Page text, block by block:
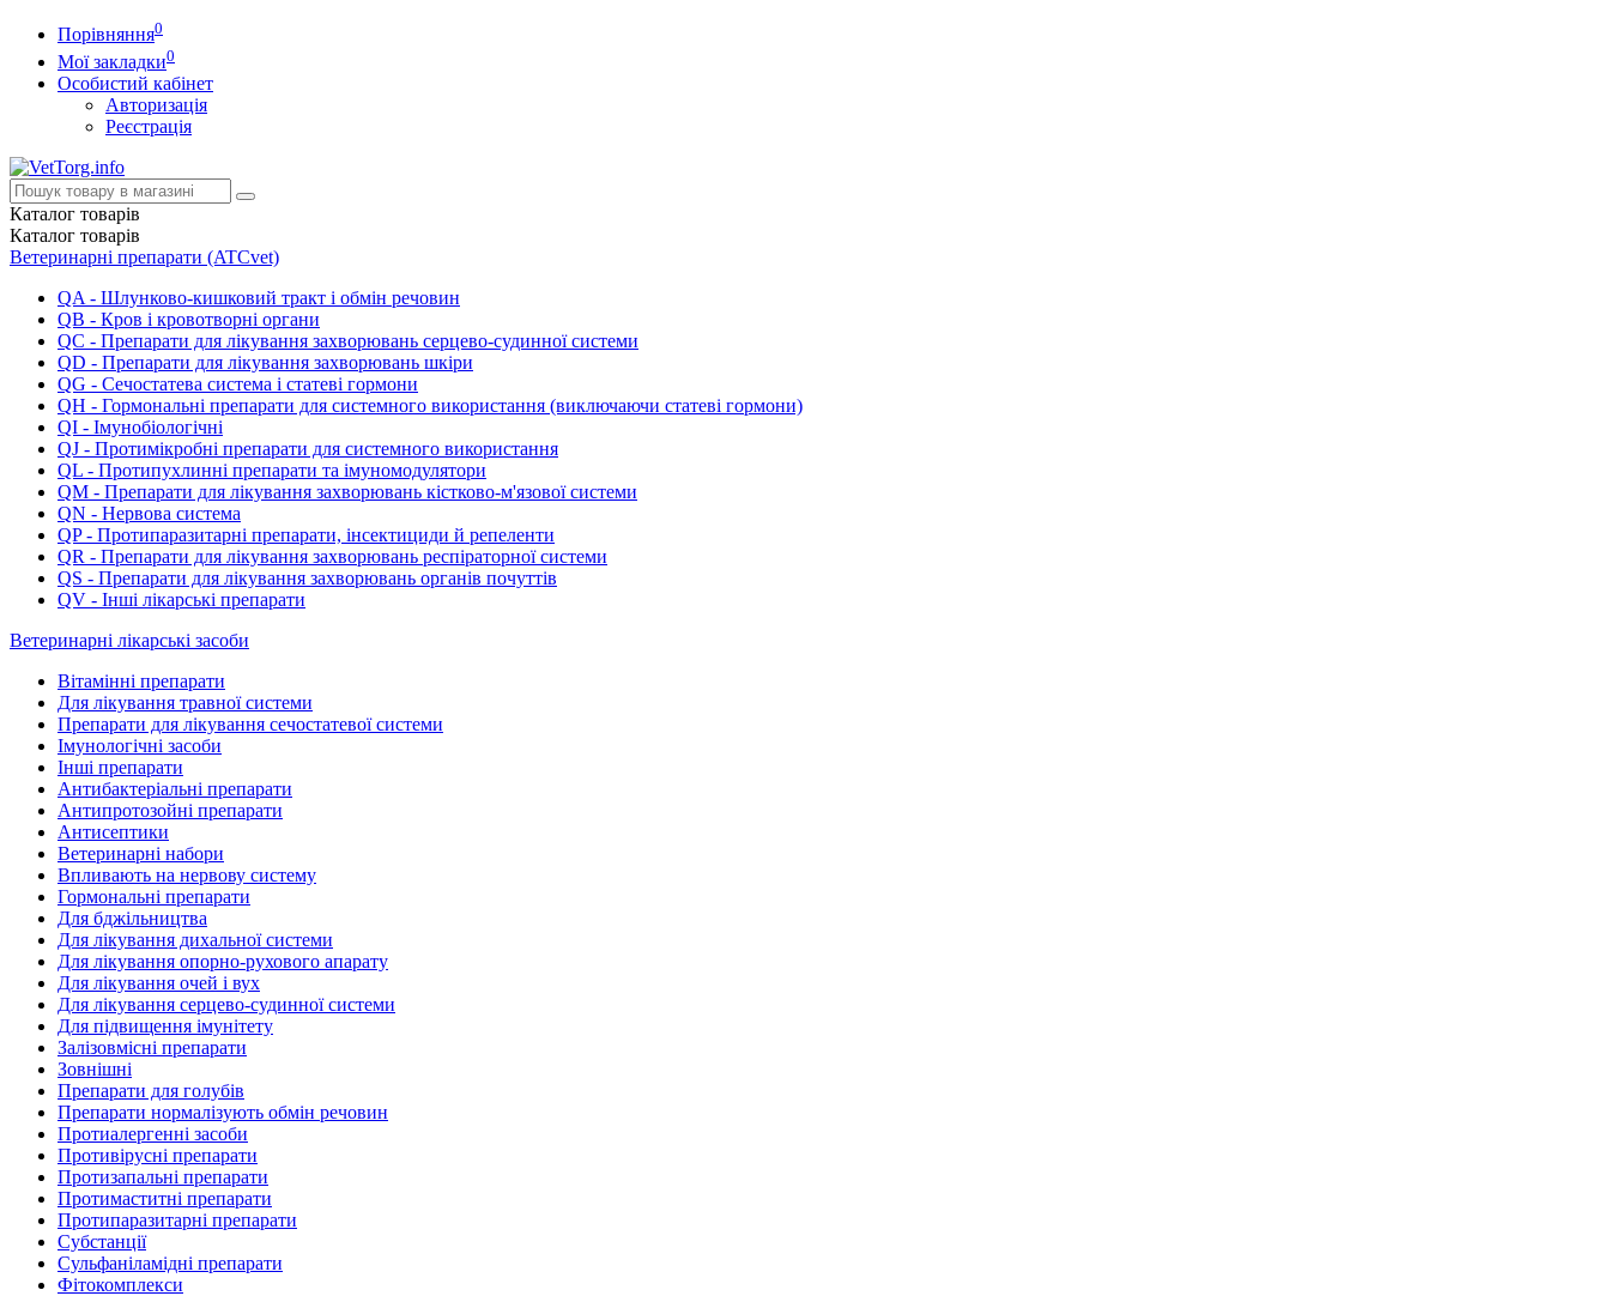
Порівняння0
Мої закладки0
Особистий кабінет
Авторизація
Реєстрація
Каталог товарів
Каталог товарів
Ветеринарні препарати (ATCvet)
QA - Шлунково-кишковий тракт і обмін речовин
QB - Кров і кровотворні органи
QC - Препарати для лікування захворювань серцево-судинної системи
QD - Препарати для лікування захворювань шкіри
QG - Сечостатева система і статеві гормони
QH - Гормональні препарати для системного використання (виключаючи статеві гормони)
QI - Імунобіологічні
QJ - Протимікробні препарати для системного використання
QL - Протипухлинні препарати та імуномодулятори
QM - Препарати для лікування захворювань кістково-м'язової системи
QN - Нервова система
QP - Протипаразитарні препарати, інсектициди й репеленти
QR - Препарати для лікування захворювань респіраторної системи
QS - Препарати для лікування захворювань органів почуттів
QV - Інші лікарські препарати
Ветеринарні лікарські засоби
Вітамінні препарати
Для лікування травної системи
Препарати для лікування сечостатевої системи
Імунологічні засоби
Інші препарати
Антибактеріальні препарати
Антипротозойні препарати
Антисептики
Ветеринарні набори
Впливають на нервову систему
Гормональні препарати
Для бджільництва
Для лікування дихальної системи
Для лікування опорно-рухового апарату
Для лікування очей і вух
Для лікування серцево-судинної системи
Для підвищення імунітету
Залізовмісні препарати
Зовнішні
Препарати для голубів
Препарати нормалізують обмін речовин
Протиалергенні засоби
Противірусні препарати
Протизапальні препарати
Протимаститні препарати
Протипаразитарні препарати
Субстанції
Сульфаніламідні препарати
Фітокомплекси